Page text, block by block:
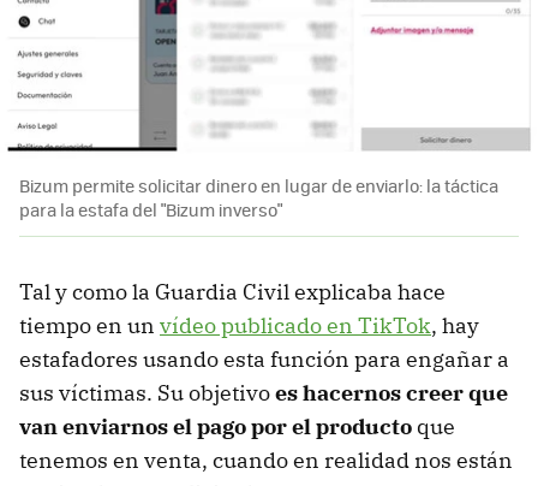
Bizum permite solicitar dinero en lugar de enviarlo: la táctica
para la estafa del "Bizum inverso"
Tal y como la Guardia Civil explicaba hace
tiempo en un vídeo publicado en TikTok, hay
estafadores usando esta función para engañar a
sus víctimas. Su objetivoes hacernos creer que
van enviarnos el pago por el producto que
tenemos en venta, cuando en realidad nos están